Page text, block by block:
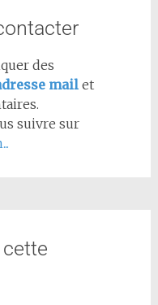
des
mail et
suivre sur